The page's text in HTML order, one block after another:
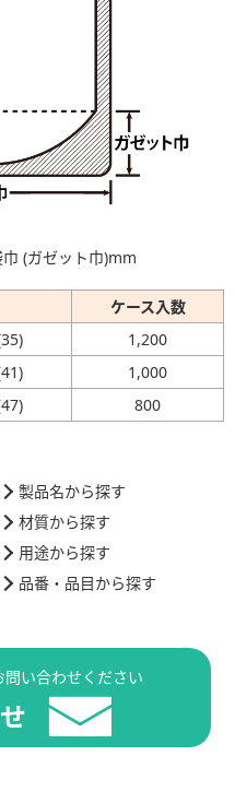
(ガゼット巾)mm
ケース入数
1,200
1,000
800
製品名から探す
材質から探す
用途から探す
品番・品目から探す
い合わせください